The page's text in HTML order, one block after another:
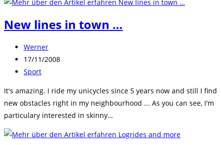
New lines in town …
Beitrags-
Autor:
Werner
Beitrag
veröffentlicht:
17/11/2008
Beitrags-
Sport
It's amazing. I ride my unicycles since 5 years now and still I find
new obstacles right in my neighbourhood ... As you can see, I'm
particulary interested in skinny…